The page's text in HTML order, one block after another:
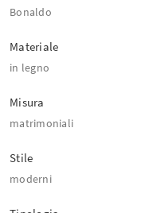
Bonaldo
Materiale
in legno
Misura
matrimoniali
Stile
moderni